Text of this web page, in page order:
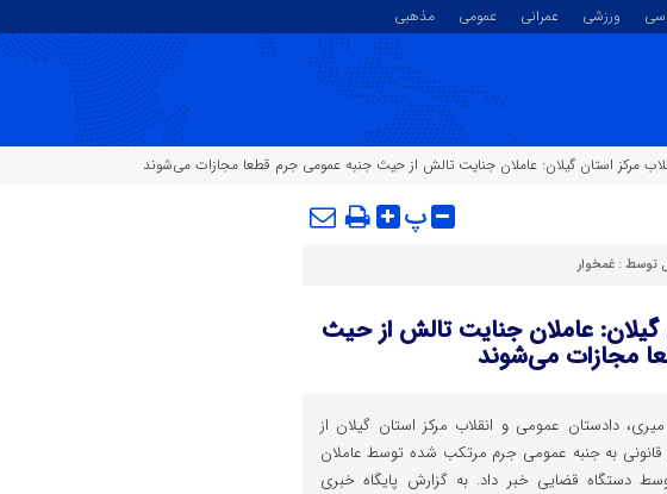
ورزشی عمرانی عمومی
مذهبی
مرکز استان گیلان: عاملان جنایت تالش از حیث جنبه عمومی جرم قطعا مجازات می‌شوند
پ
توسط : غمخوار
گیلان: عاملان جنایت تالش از حیث
مجازات می‌شوند
دادستان عمومی و انقلاب مرکز استان گیلان از
به جنبه عمومی جرم مرتکب شده توسط عاملان
دستگاه قضایی خبر داد. به گزارش پایگاه خبری